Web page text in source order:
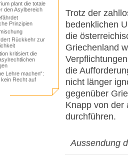
plant die totale
den Asylbereich
Prinzipien
Rückkehr zur
kritisiert die
Lehre machen“:
Recht auf
Trotz der
bedenklichen
die
Griechenland
die
nicht länger
gegenüber
Knapp von der
durchführen.
Aussendung